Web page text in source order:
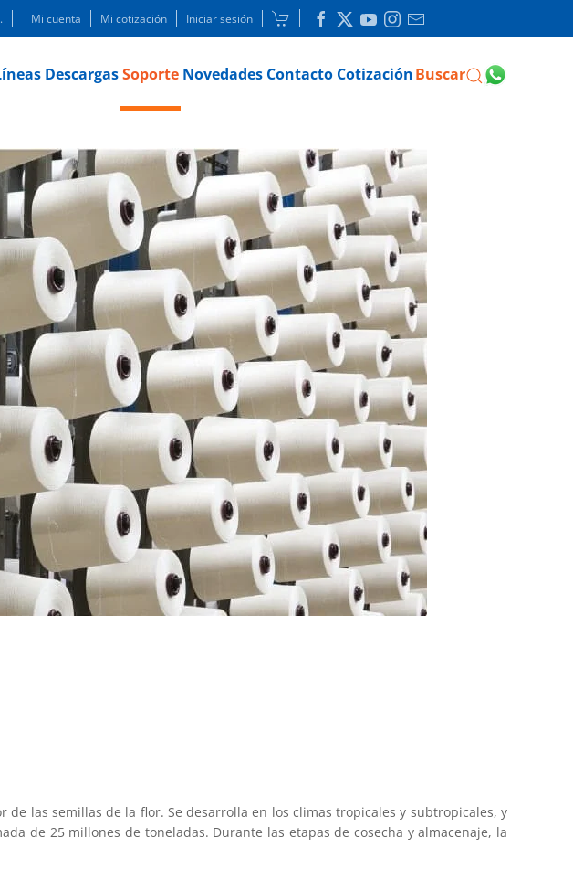
Mi cuenta Mi cotización Iniciar sesión
DescargasSoporte Novedades Contacto CotizaciónBuscar
las semillas de la flor. Se desarrolla en los climas tropicales y subtropicales, y
de 25 millones de toneladas. Durante las etapas de cosecha y almacenaje, la